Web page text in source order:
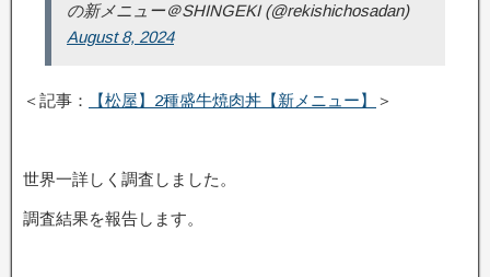
の新メニュー＠SHINGEKI (@rekishichosadan)
August 8, 2024
＜記事： 【松屋】2種盛牛焼肉丼【新メニュー】 ＞
世界一詳しく調査しました。
調査結果を報告します。